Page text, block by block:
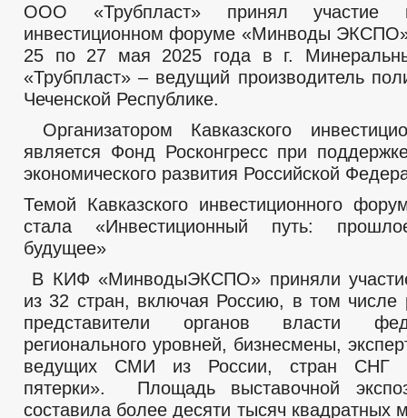
Структура, полномочия, задачи и функции
Тексты официальных выступлений и заявлений
_
Совет депутатов
Депутаты
Сведения о доходах
Заседания Совета депутатов
Структура, полномочия, задачи и функции
Противодействие коррупции
НПА
Антикоррупционная экспертиза
Методические материалы
Формы документов, связанных с противодействием коррупции, для
Комиссия по соблюдению требований к служебному поведению и
Сведения о доходах, расходах, об имуществе и обязательствах
Обратная связь для сообщений о фактах коррупции
_
Правовые акты
Устав
Решения
Проекты к обсуждению
Порядок обжалования НПА
Распоряжения администрации
ООО «Трубпласт» принял участие
инвестиционном форуме «Минводы
25 по 27 мая 2025 года в г.
«Трубпласт» – ведущий производитель
Чеченской Республике.
Организатором Кавказского
является Фонд Росконгресс при
экономического развития Российской
Темой Кавказского инвестиционного
стала «Инвестиционный путь:
будущее»
В КИФ «МинводыЭКСПО» приняли
из 32 стран, включая Россию, в том числе
представители органов власти
регионального уровней, бизнесмены,
ведущих СМИ из России, стран СНГ и
пятерки».
Площадь выставочной
составила более десяти тысяч квадратных